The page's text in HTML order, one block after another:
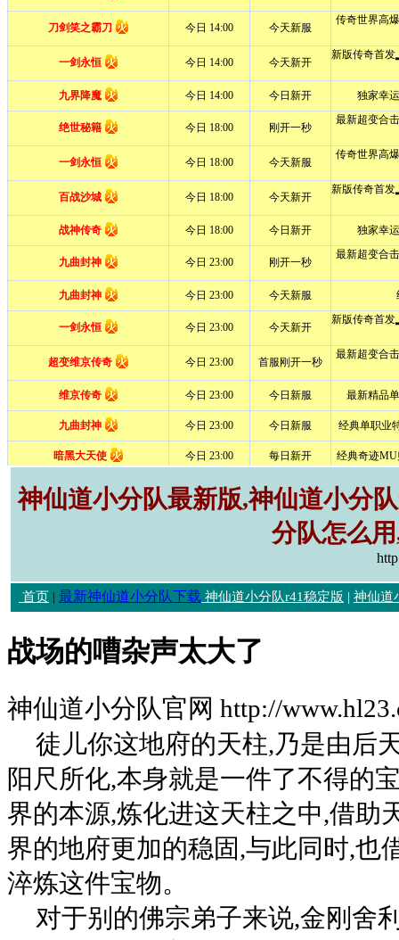
神仙道小分队最新版,神仙道小分
分队怎么
首页 | 最新神仙道小分队下载 神仙道小分队r41稳定版 | 神仙道
战场的嘈杂声太大了
神仙道小分队官网 http://
徒儿你这地府的天柱,乃是由后
阳尺所化,本身就是一件了不得的
界的本源,炼化进这天柱之中,借助
界的地府更加的稳固,与此同时,也
淬炼这件宝物。
对于别的佛宗弟子来说,金刚舍